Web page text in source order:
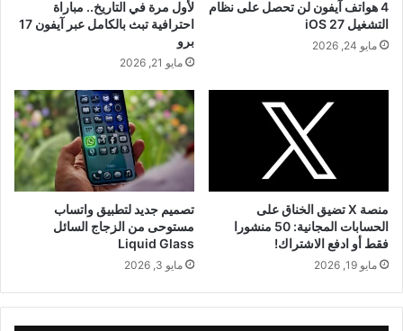
4 هواتف آيفون لن تحصل على نظام
التشغيل iOS 27
مايو 24, 2026
لأول مرة في التاريخ.. مباراة
احترافية تبث بالكامل عبر آيفون 17
برو
مايو 21, 2026
منصة X تضيق الخناق على
الحسابات المجانية: 50 منشورا
فقط أو ادفع الاشتراك!
مايو 19, 2026
تصميم جديد لتطبيق واتساب
مستوحى من الزجاج السائل
Liquid Glass
مايو 3, 2026